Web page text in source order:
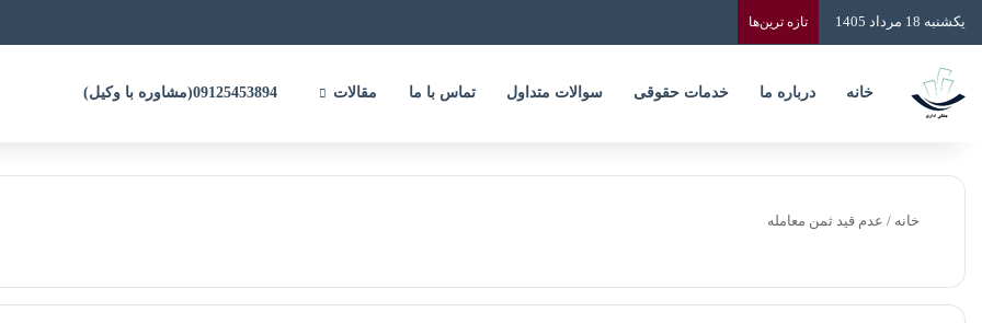
یکشنبه 18 مرداد 1405 تازه‌ ترین‌ها
خانه درباره ما خدمات حقوقی سوالات متداول تماس با ما مقالات
خانه / عدم قید ثمن معامله